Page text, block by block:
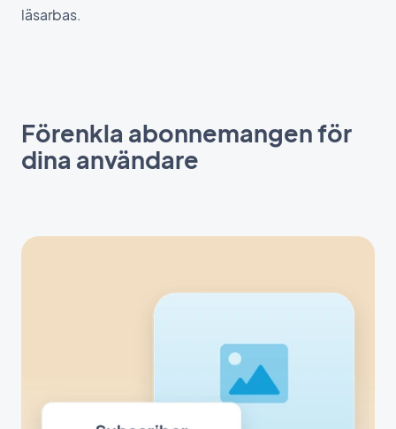
läsarbas.
Förenkla abonnemangen för
dina användare